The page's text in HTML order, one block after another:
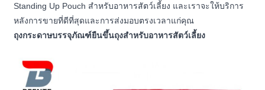
Standing Up Pouch สำหรับอาหารสัตว์เลี้ยง และเราจะให้บริการ
หลังการขายที่ดีที่สุดและการส่งมอบตรงเวลาแก่คุณ
ถุงกระดาษบรรจุภัณฑ์ยืนขึ้นถุงสำหรับอาหารสัตว์เลี้ยง